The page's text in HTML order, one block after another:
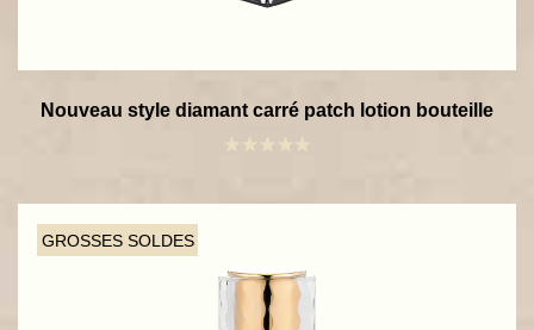
Nouveau style diamant carré patch lotion bouteille
GROSSES SOLDES